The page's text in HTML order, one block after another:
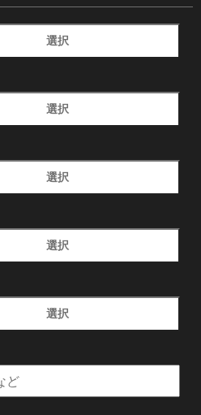
選択
選択
選択
選択
選択